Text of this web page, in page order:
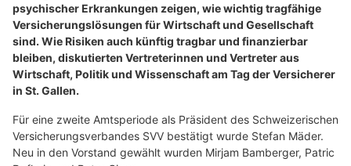
psychischer Erkrankungen zeigen, wie wichtig tragfähige
Versicherungslösungen für Wirtschaft und Gesellschaft
sind. Wie Risiken auch künftig tragbar und finanzierbar
bleiben, diskutierten Vertreterinnen und Vertreter aus
Wirtschaft, Politik und Wissenschaft am Tag der Versicherer
in St. Gallen.
Für eine zweite Amtsperiode als Präsident des Schweizerischen
Versicherungsverbandes SVV bestätigt wurde Stefan Mäder.
Neu in den Vorstand gewählt wurden Mirjam Bamberger, Patric